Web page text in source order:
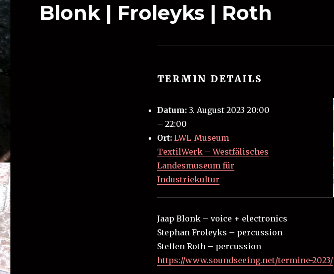
Blonk | Froleyks | Roth
TERMIN DETAILS
Datum: 3. August 2023 20:00
– 22:00
Ort: LWL-Museum
TextilWerk – Westfälisches
Landesmuseum für
Industriekultur
Jaap Blonk – voice + electronics
Stephan Froleyks – percussion
Steffen Roth – percussion
https://www.soundseeing.net/termine-2023/